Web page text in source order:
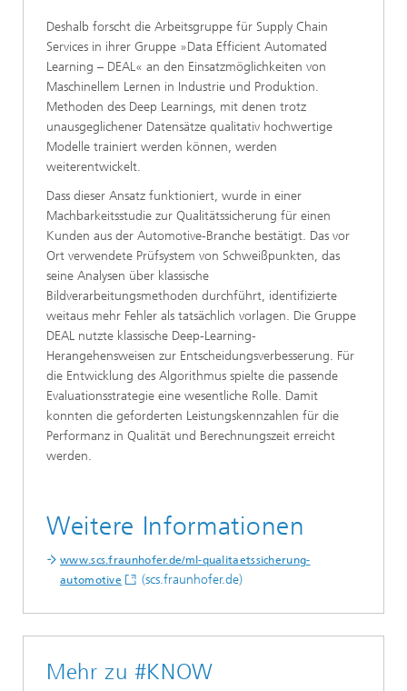
Deshalb forscht die Arbeitsgruppe für Supply Chain
Services in ihrer Gruppe »Data Efficient Automated
Learning – DEAL« an den Einsatzmöglichkeiten von
Maschinellem Lernen in Industrie und Produktion.
Methoden des Deep Learnings, mit denen trotz
unausgeglichener Datensätze qualitativ hochwertige
Modelle trainiert werden können, werden
weiterentwickelt.
Dass dieser Ansatz funktioniert, wurde in einer
Machbarkeitsstudie zur Qualitätssicherung für einen
Kunden aus der Automotive-Branche bestätigt. Das vor
Ort verwendete Prüfsystem von Schweißpunkten, das
seine Analysen über klassische
Bildverarbeitungsmethoden durchführt, identifizierte
weitaus mehr Fehler als tatsächlich vorlagen. Die Gruppe
DEAL nutzte klassische Deep-Learning-
Herangehensweisen zur Entscheidungsverbesserung. Für
die Entwicklung des Algorithmus spielte die passende
Evaluationsstrategie eine wesentliche Rolle. Damit
konnten die geforderten Leistungskennzahlen für die
Performanz in Qualität und Berechnungszeit erreicht
werden.
Weitere Informationen
www.scs.fraunhofer.de/ml-qualitaetssicherung-
automotive
(scs.fraunhofer.de)
Mehr zu #KNOW